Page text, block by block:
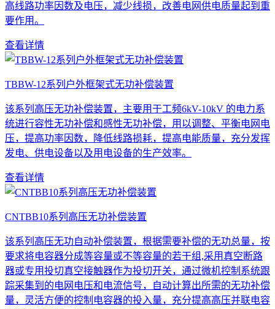
高线路功率因数及电压，减少线损，改善电网供电质量起到重
要作用。
查看详情
TBBW-12系列户外框架式无功补偿装置
该系列高压无功补偿装置，主要用于工频6kV-10kV 的电力系
统进行容性无功补偿和感性无功补偿，用以调整、平衡电网电
压，提高功率因数，降低线路损耗，提高电能质量，充分发挥
发电、供电设备以及用电设备的生产效率。
查看详情
CNTBB10系列高压无功补偿装置
该系列高压无功自动补偿装置，根据需要补偿的无功总量，按
要求将电容器分成等容量或不等容量的若干组,采用真空断路
器或专用投切真空接触器作为投切开关，通过微机控制系统跟
踪采集到的电网电压和电流信号，自动计算出所需的无功补偿
量，灵活方便的控制电容器的投入量，充分提高高压并联电容